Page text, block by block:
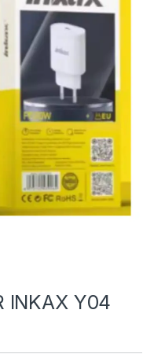
INKAX Y04